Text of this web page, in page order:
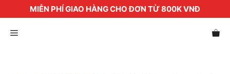
MIỄN PHÍ GIAO HÀNG CHO ĐƠN TỪ 800K VNĐ
đến Menu